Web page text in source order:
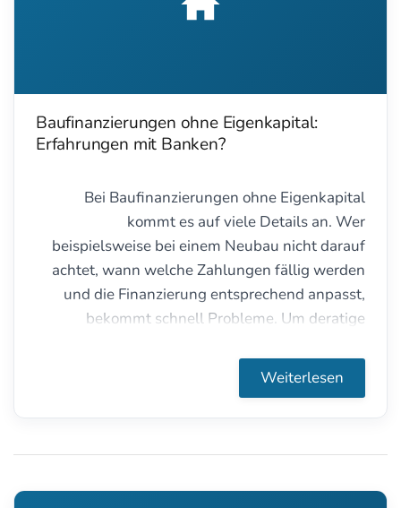
Baufinanzierungen ohne Eigenkapital:
Erfahrungen mit Banken?
Bei Baufinanzierungen ohne Eigenkapital
kommt es auf viele Details an. Wer
beispielsweise bei einem Neubau nicht darauf
achtet, wann welche Zahlungen fällig werden
und die Finanzierung entsprechend anpasst,
bekommt schnell Probleme. Um deratige
Erfahrungen in der Abwicklung bei Banken,
und eigene Erfahrungen, kann gerade eine
Weiterlesen